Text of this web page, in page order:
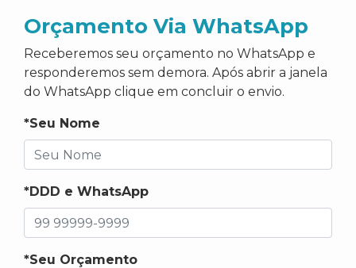
Orçamento Via WhatsApp
Receberemos seu orçamento no WhatsApp e
responderemos sem demora. Após abrir a janela
do WhatsApp clique em concluir o envio.
*Seu Nome
*DDD e WhatsApp
*Seu Orçamento